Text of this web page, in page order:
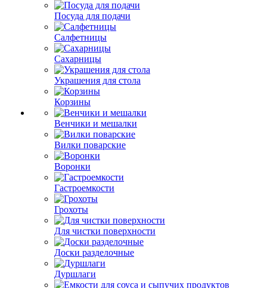
Посуда для подачи
Салфетницы
Сахарницы
Украшения для стола
Корзины
Венчики и мешалки
Вилки поварские
Воронки
Гастроемкости
Грохоты
Для чистки поверхности
Доски разделочные
Дуршлаги